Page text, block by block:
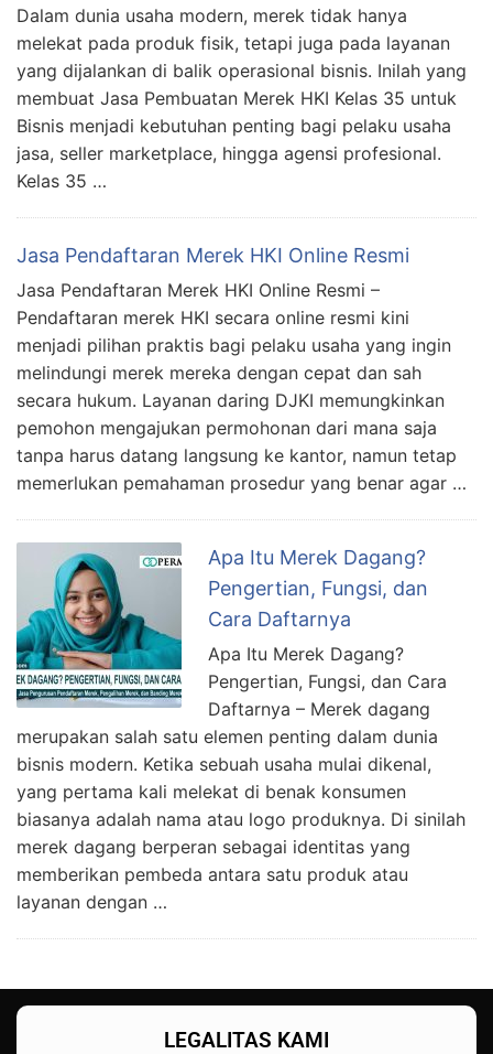
Dalam dunia usaha modern, merek tidak hanya
melekat pada produk fisik, tetapi juga pada layanan
yang dijalankan di balik operasional bisnis. Inilah yang
membuat Jasa Pembuatan Merek HKI Kelas 35 untuk
Bisnis menjadi kebutuhan penting bagi pelaku usaha
jasa, seller marketplace, hingga agensi profesional.
Kelas 35 …
Jasa Pendaftaran Merek HKI Online Resmi
Jasa Pendaftaran Merek HKI Online Resmi –
Pendaftaran merek HKI secara online resmi kini
menjadi pilihan praktis bagi pelaku usaha yang ingin
melindungi merek mereka dengan cepat dan sah
secara hukum. Layanan daring DJKI memungkinkan
pemohon mengajukan permohonan dari mana saja
tanpa harus datang langsung ke kantor, namun tetap
memerlukan pemahaman prosedur yang benar agar …
Apa Itu Merek Dagang?
Pengertian, Fungsi, dan
Cara Daftarnya
Apa Itu Merek Dagang?
Pengertian, Fungsi, dan Cara
Daftarnya – Merek dagang
merupakan salah satu elemen penting dalam dunia
bisnis modern. Ketika sebuah usaha mulai dikenal,
yang pertama kali melekat di benak konsumen
biasanya adalah nama atau logo produknya. Di sinilah
merek dagang berperan sebagai identitas yang
memberikan pembeda antara satu produk atau
layanan dengan …
LEGALITAS KAMI